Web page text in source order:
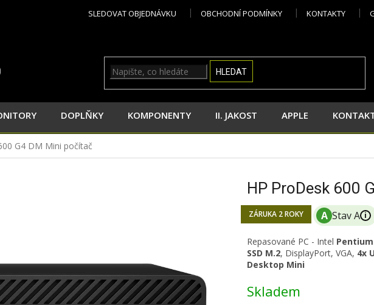
SLEDOVAT OBJEDNÁVKU OBCHODNÍ PODMÍNKY KONTAKTY
HLEDAT
DOPLŇKY KOMPONENTY II. JAKOST APPLE
G4 DM Mini počítač
HP ProDesk 600
ZÁRUKA 2 ROKY i
Repasované PC - Intel Pentium
SSD M.2, DisplayPort, VGA, 4x
Desktop Mini
Skladem